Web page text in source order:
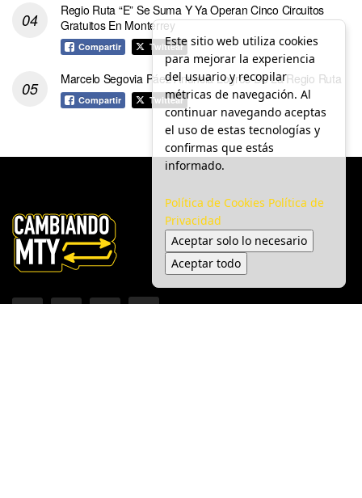
Regio Ruta “E” Se Suma Y Ya Operan Cinco Circuitos
Gratuitos En Monterrey
Compartir Twittear
Marcelo Segovia Páez Anuncia Logros De La Regio Ruta
Compartir Twittear
Este sitio web utiliza cookies
para mejorar la experiencia
del usuario y recopilar
métricas de navegación. Al
continuar navegando aceptas
el uso de estas tecnologías y
confirmas que estás
informado.
Política de Cookies Política de
Privacidad
Aceptar solo lo necesario
Aceptar todo